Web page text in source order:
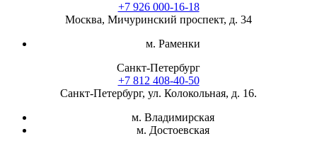
+7 926 000-16-18
Москва, Мичуринский проспект, д. 34
м. Раменки
Санкт-Петербург
+7 812 408-40-50
Санкт-Петербург, ул. Колокольная, д. 16.
м. Владимирская
м. Достоевская